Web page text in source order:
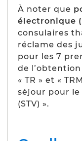
À noter que
électronique
consulaires
réclame des
pour les 7
de
« TR » et «
séjour pour le
(STV) ».